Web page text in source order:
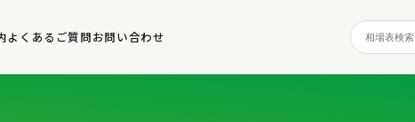
よくあるご質問お問い合わせ